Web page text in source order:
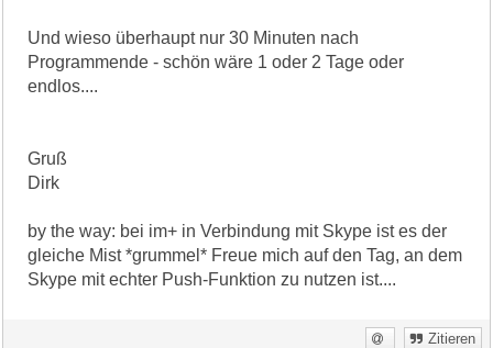
Und wieso überhaupt nur 30 Minuten nach
Programmende - schön wäre 1 oder 2 Tage oder
endlos....
Gruß
Dirk
by the way: bei im+ in Verbindung mit Skype ist es der
gleiche Mist *grummel* Freue mich auf den Tag, an dem
Skype mit echter Push-Funktion zu nutzen ist....
Zitieren